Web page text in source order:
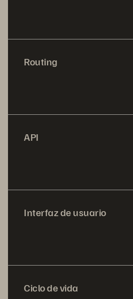
Routing
API
Interfaz de usuario
Ciclo de vida